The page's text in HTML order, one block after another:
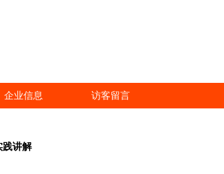
企业信息 访客留言
践讲解